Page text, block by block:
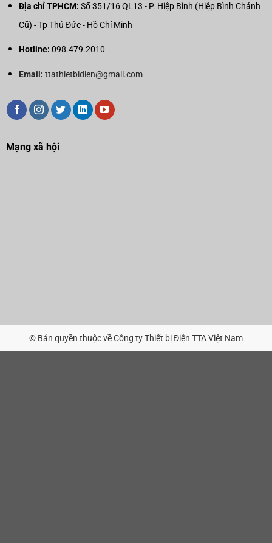
Địa chỉ TPHCM: Số 351/16 QL13 - P. Hiệp Bình (Hiệp Bình Chánh
Cũ) - Tp Thủ Đức - Hồ Chí Minh
Hotline: 098.479.2010
Email: ttathietbidien@gmail.com
Mạng xã hội
© Bản quyền thuộc về Công ty Thiết bị Điện TTA Việt Nam